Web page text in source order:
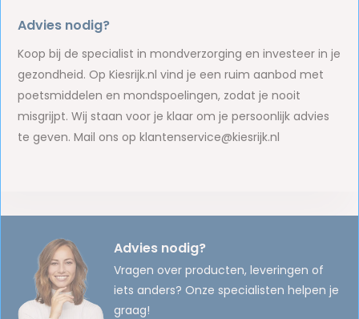
Advies nodig?
Koop bij de specialist in mondverzorging en investeer in je
gezondheid. Op Kiesrijk.nl vind je een ruim aanbod met
poetsmiddelen en mondspoelingen, zodat je nooit
misgrijpt. Wij staan voor je klaar om je persoonlijk advies
te geven. Mail ons opklantenservice@kiesrijk.nl
Advies nodig?
Vragen over producten, leveringen of
iets anders? Onze specialisten helpen je
graag!